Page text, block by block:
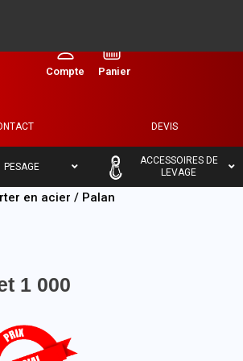
– DEVIS
–
PESAGE
ACCESSOIRES DE
LEVAGE
en acier / Palan
1 000